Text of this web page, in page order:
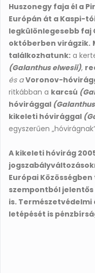
Huszonegy faja él a
Európán át a Kaspi-
legkülönlegesebb faj
októberben virágzik.
találkozhatunk: a
(Galanthus elwesii),
és a Voronov-
ritkábban a karcsú
hóvirággal
kikeleti hóvirággal
egyszerűen
A kikeleti hóvirág
Európai
szempontból
is. Természetvédelmi
letépését is